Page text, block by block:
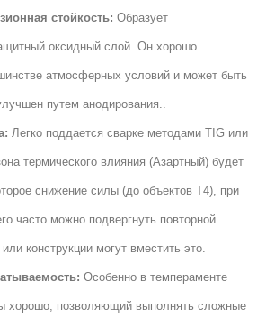
стойкость: Образует
оксидный слой. Он хорошо
атмосферных условий и может быть
путем анодирования..
Легко поддается сварке методами TIG или
термического влияния (Азартный) будет
снижение силы (до объектов Т4), при
часто можно подвергнуть повторной
конструкции могут вместить это.
Особенно в темпераменте
хорошо, позволяющий выполнять сложные